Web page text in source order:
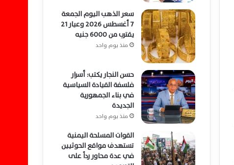
سعر الذهب اليوم الجمعة
7 أغسطس 2026 وعيار 21
يقترب من 6000 جنيه
منذ يوم واحد
حسن النجار يكتب: أسرار
فلسفة القيادة السياسية
في بناء الجمهورية
الجديدة
منذ يوم واحد
القوات المسلحة اليمنية
تستهدف مواقع الحوثيين
في عدة محاور رداً على